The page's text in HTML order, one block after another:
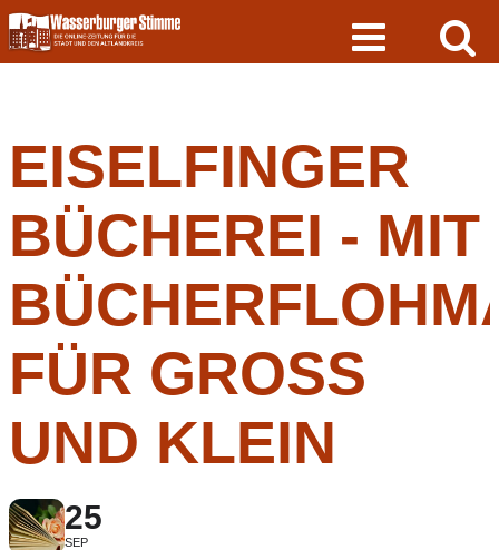
Skip
to
content
EISELFINGER
BÜCHEREI - MIT
FÜR GROSS U
ND KLEIN
25
SEP